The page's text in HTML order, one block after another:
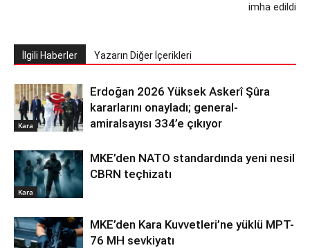
imha edildi
İlgili Haberler Yazarın Diğer İçerikleri
Kara
Erdoğan 2026 Yüksek Askerî Şûra
kararlarını onayladı; general-
amiralsayısı 334’e çıkıyor
Kara
MKE’den NATO standardında yeni nesil
CBRN teçhizatı
MKE’den Kara Kuvvetleri’ne yüklü MPT-
76 MH sevkiyatı